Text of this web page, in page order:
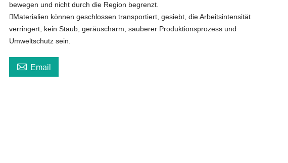
bewegen und nicht durch die Region begrenzt.
Materialien können geschlossen transportiert, gesiebt, die Arbeitsintensität
verringert, kein Staub, geräuscharm, sauberer Produktionsprozess und
Umweltschutz sein.
 Email